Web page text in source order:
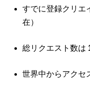
すでに登録クリエ
在）
総リクエスト数は
世界中からアクセ